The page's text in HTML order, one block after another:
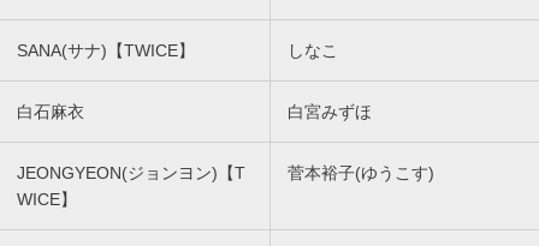
SANA(サナ)【TWICE】 しなこ
白石麻衣 白宮みずほ
JEONGYEON(ジョンヨン)【T
WICE】
菅本裕子(ゆうこす)